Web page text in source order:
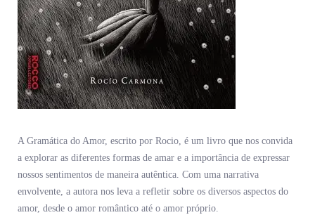
A Gramática do Amor, escrito por Rocio, é um livro que nos convida
a explorar as diferentes formas de amar e a importância de expressar
nossos sentimentos de maneira autêntica. Com uma narrativa
envolvente, a autora nos leva a refletir sobre os diversos aspectos do
amor, desde o amor romântico até o amor próprio.